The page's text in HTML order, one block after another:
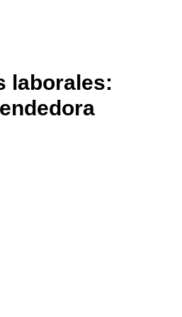
laborales: